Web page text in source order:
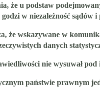
że u podstaw
w niezależność sądów
że wskazywane w
danych
nie wysuwał
państwie prawnym